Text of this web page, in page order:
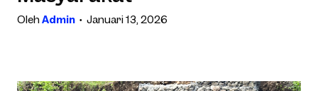
OlehAdmin Januari 13, 2026